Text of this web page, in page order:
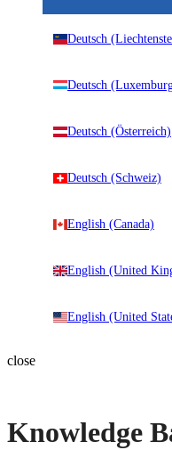
Deutsch
Deutsch
Deutsch (Österreich)
Deutsch (Schweiz)
English (Canada)
English (United
English (United
close
Knowledge